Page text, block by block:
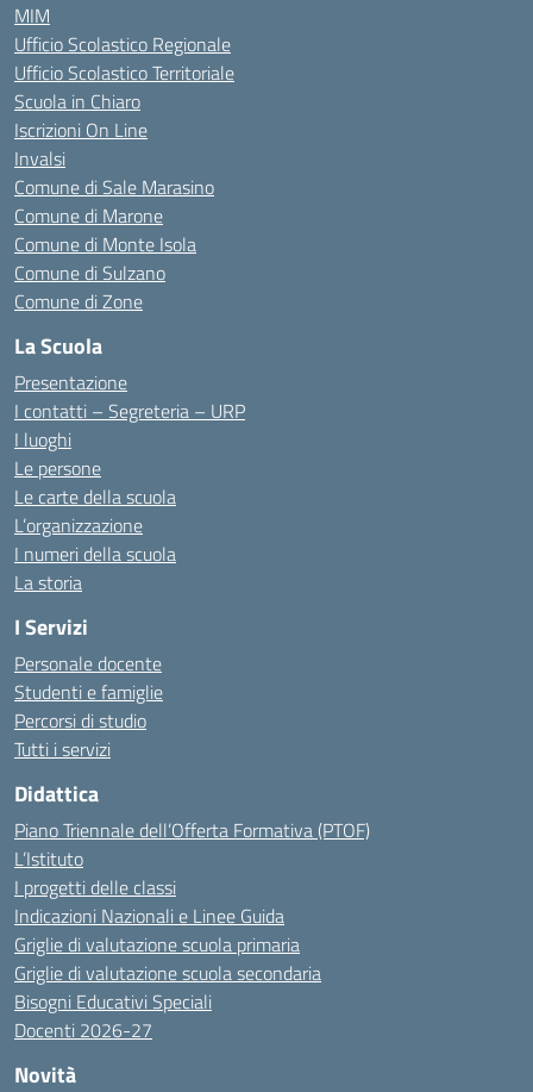
MIM
Ufficio Scolastico Regionale
Ufficio Scolastico Territoriale
Scuola in Chiaro
Iscrizioni On Line
Invalsi
Comune di Sale Marasino
Comune di Marone
Comune di Monte Isola
Comune di Sulzano
Comune di Zone
La Scuola
Presentazione
I contatti – Segreteria – URP
I luoghi
Le persone
Le carte della scuola
L’organizzazione
I numeri della scuola
La storia
I Servizi
Personale docente
Studenti e famiglie
Percorsi di studio
Tutti i servizi
Didattica
Piano Triennale dell’Offerta Formativa (PTOF)
L’Istituto
I progetti delle classi
Indicazioni Nazionali e Linee Guida
Griglie di valutazione scuola primaria
Griglie di valutazione scuola secondaria
Bisogni Educativi Speciali
Docenti 2026-27
Novità